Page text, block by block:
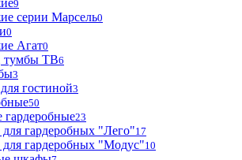
9
серии Марсель0
0
Агат0
тумбы ТВ6
3
гостиной3
50
гардеробные23
гардеробных "Лего"17
гардеробных "Модус"10